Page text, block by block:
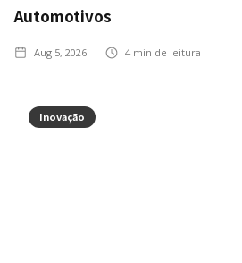
Automotivos
Aug 5, 2026 4 min de leitura
Inovação